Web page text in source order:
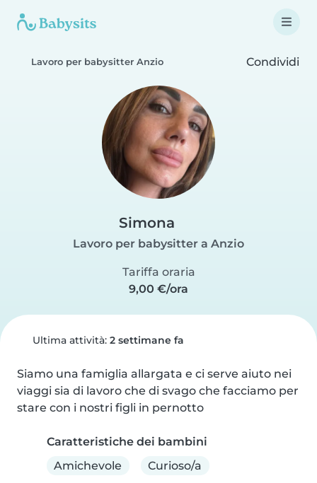
Lavoro per babysitter Anzio Condividi
Simona
Lavoro per babysitter a Anzio
Tariffa oraria
9,00 €/ora
Ultima attività: 2 settimane fa
Siamo una famiglia allargata e ci serve aiuto nei
viaggi sia di lavoro che di svago che facciamo per
stare con i nostri figli in pernotto
Caratteristiche dei bambini
Amichevole
Curioso/a